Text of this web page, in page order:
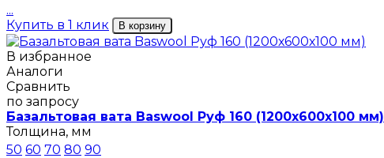
...
Купить в 1 клик
В корзину
В избранное
Аналоги
Сравнить
по запросу
Базальтовая вата Baswool Руф 160 (1200х600х100 мм)
Толщина, мм
50 60 70 80 90